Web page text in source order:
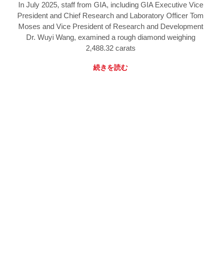
In July 2025, staff from GIA, including GIA Executive Vice
President and Chief Research and Laboratory Officer Tom
Moses and Vice President of Research and Development
Dr. Wuyi Wang, examined a rough diamond weighing
2,488.32 carats
続きを読む